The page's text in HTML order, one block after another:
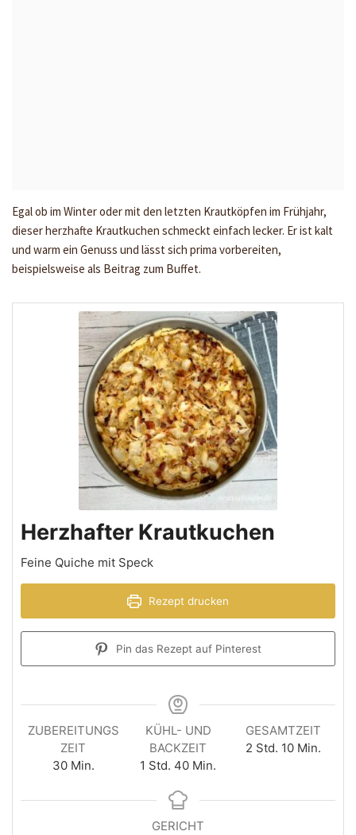
Egal ob im Winter oder mit den letzten Krautköpfen im Frühjahr,
dieser herzhafte Krautkuchen schmeckt einfach lecker. Er ist kalt
und warm ein Genuss und lässt sich prima vorbereiten,
beispielsweise als Beitrag zum Buffet.
Herzhafter Krautkuchen
Feine Quiche mit Speck
Rezept drucken
Pin das Rezept auf Pinterest
ZUBEREITUNGS
ZEIT
30 Min.
KÜHL- UND
BACKZEIT
1 Std. 40 Min.
GESAMTZEIT
2 Std. 10 Min.
GERICHT